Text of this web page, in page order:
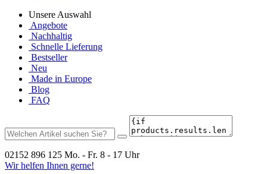
Unsere Auswahl
Angebote
Nachhaltig
Schnelle Lieferung
Bestseller
Neu
Made in Europe
Blog
FAQ
02152 896 125 Mo. - Fr. 8 - 17 Uhr
Wir helfen Ihnen gerne!